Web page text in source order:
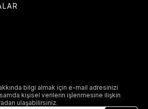
bilgi almak için e-mail adresinizi
kişisel verilerin işlenmesine ilişkin
ulaşabilirsiniz.